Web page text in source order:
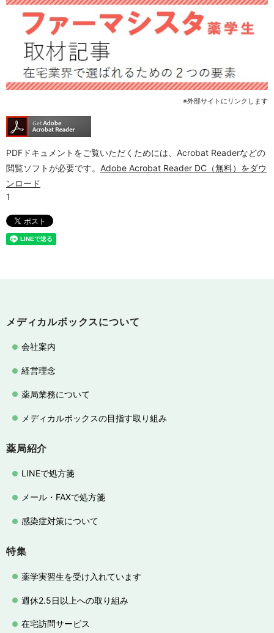
※外部サイトにリンクします
PDFドキュメントをご覧いただくためには、Acrobat Readerなどの
閲覧ソフトが必要です。 Adobe Acrobat Reader DC（無料）をダウ
ンロード
メディカルボックスについて
会社案内
経営理念
薬局業務について
メディカルボックスの目指す取り組み
薬局紹介
LINEで処方箋
メール・FAXで処方箋
感染症対策について
特集
薬学実習生を受け入れています
週休2.5日以上への取り組み
在宅訪問サービス